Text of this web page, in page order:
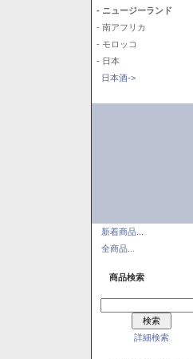
- ニュージーランド
- 南アフリカ
- モロッコ
- 日本
日本酒->
新着商品...
全商品...
商品検索
詳細検索